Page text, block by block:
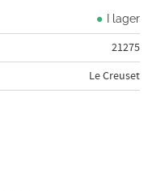
I lager
21275
Le Creuset